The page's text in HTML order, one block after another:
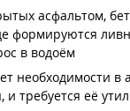
асфальтом,
формируются
в водоём
необходимости в
и требуется её